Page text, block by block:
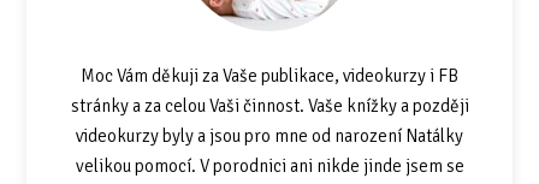
Moc Vám děkuji za Vaše publikace, videokurzy i FB
stránky a za celou Vaši činnost. Vaše knížky a později
videokurzy byly a jsou pro mne od narození Natálky
velikou pomocí. V porodnici ani nikde jinde jsem se